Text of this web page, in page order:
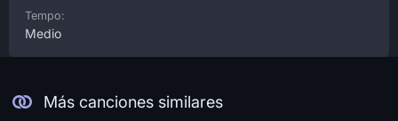
Tempo:
Medio
Más canciones similares